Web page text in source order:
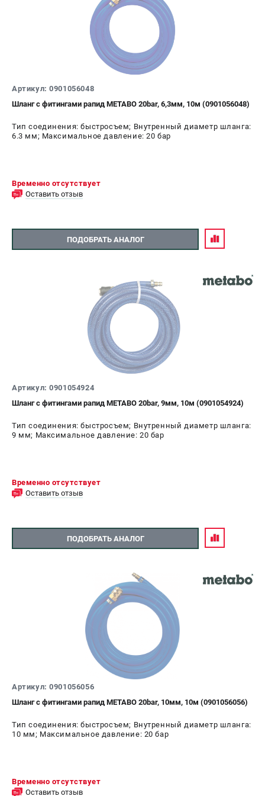
ЗАКАЗ ЗАПЧАСТЕЙ
+7 (911) 360-06-14 | +7 (8112) 59-10-67
zakaz@metabo-market.ru
Артикул: 0901056048
Шланг с фитингами рапид METABO 20bar, 6,3мм, 10м (0901056048)
Тип соединения: быстросъем; Внутренный диаметр шланга:
6.3 мм; Максимальное давление: 20 бар
Временно отсутствует
Оставить отзыв
ПОДОБРАТЬ АНАЛОГ
Артикул: 0901054924
Шланг с фитингами рапид METABO 20bar, 9мм, 10м (0901054924)
Тип соединения: быстросъем; Внутренный диаметр шланга:
9 мм; Максимальное давление: 20 бар
Временно отсутствует
Оставить отзыв
ПОДОБРАТЬ АНАЛОГ
Артикул: 0901056056
Шланг с фитингами рапид METABO 20bar, 10мм, 10м (0901056056)
Тип соединения: быстросъем; Внутренный диаметр шланга:
10 мм; Максимальное давление: 20 бар
Временно отсутствует
Оставить отзыв